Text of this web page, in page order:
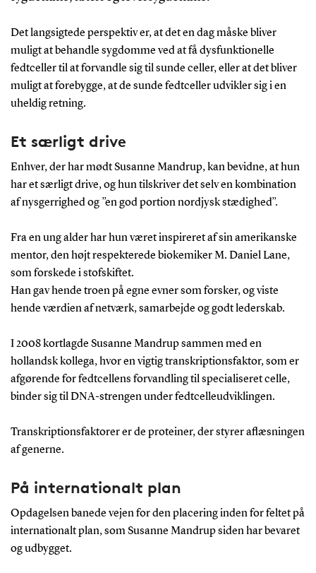
Det langsigtede perspektiv er, at det en dag måske bliver
muligt at behandle sygdomme ved at få dysfunktionelle
fedtceller til at forvandle sig til sunde celler, eller at det bliver
muligt at forebygge, at de sunde fedtceller udvikler sig i en
uheldig retning.
Et særligt drive
Enhver, der har mødt Susanne Mandrup, kan bevidne, at hun
har et særligt drive, og hun tilskriver det selv en kombination
af nysgerrighed og ”en god portion nordjysk stædighed”.
Fra en ung alder har hun været inspireret af sin amerikanske
mentor, den højt respekterede biokemiker M. Daniel Lane,
som forskede i stofskiftet.
Han gav hende troen på egne evner som forsker, og viste
hende værdien af netværk, samarbejde og godt lederskab.
I 2008 kortlagde Susanne Mandrup sammen med en
hollandsk kollega, hvor en vigtig transkriptionsfaktor, som er
afgørende for fedtcellens forvandling til specialiseret celle,
binder sig til DNA-strengen under fedtcelleudviklingen.
Transkriptionsfaktorer er de proteiner, der styrer aflæsningen
af generne.
På internationalt plan
Opdagelsen banede vejen for den placering inden for feltet på
internationalt plan, som Susanne Mandrup siden har bevaret
og udbygget.